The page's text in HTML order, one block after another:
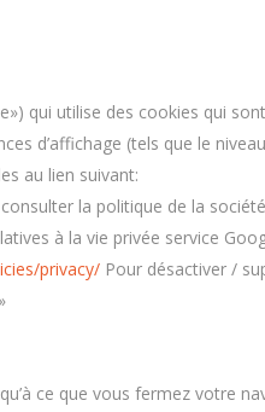
qui utilise des cookies qui
d’affichage (tels que le
au lien suivant:
la politique de la
à la vie privée service
privacy/ Pour désactiver /
ce que vous fermez votre